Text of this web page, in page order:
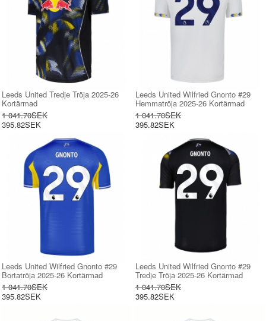
Leeds United Tredje Tröja 2025-26
Kortärmad
1 041.70SEK
395.82SEK
Leeds United Wilfried Gnonto #29
Hemmatröja 2025-26 Kortärmad
1 041.70SEK
395.82SEK
Leeds United Wilfried Gnonto #29
Bortatröja 2025-26 Kortärmad
1 041.70SEK
395.82SEK
Leeds United Wilfried Gnonto #29
Tredje Tröja 2025-26 Kortärmad
1 041.70SEK
395.82SEK